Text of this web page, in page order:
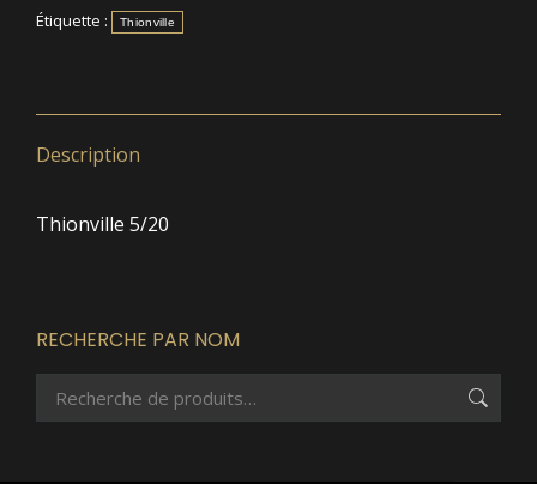
Étiquette :
Thionville
Description
Thionville 5/20
RECHERCHE PAR NOM